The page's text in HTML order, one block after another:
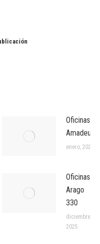
Oficinas
Amadeus
enero, 2026
Oficinas
Arago
330
diciembre,
2025